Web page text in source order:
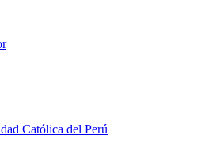
Católica del Perú